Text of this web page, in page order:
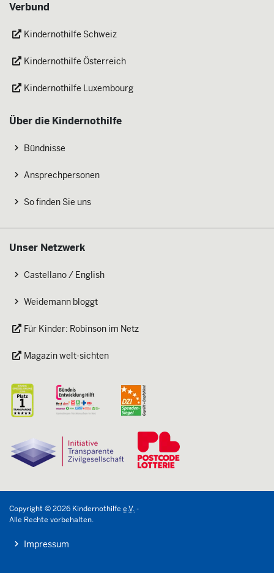
Verbund
Kindernothilfe Schweiz
Kindernothilfe Österreich
Kindernothilfe Luxembourg
Über die Kindernothilfe
Bündnisse
Ansprechpersonen
So finden Sie uns
Unser Netzwerk
Castellano / English
Weidemann bloggt
Für Kinder: Robinson im Netz
Magazin welt-sichten
Copyright ©2026 Kindernothilfe e.V.-
Alle Rechte vorbehalten.
Impressum